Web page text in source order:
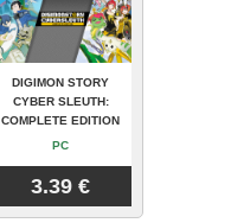
DIGIMON STORY
CYBER SLEUTH:
COMPLETE EDITION
PC
3.39 €